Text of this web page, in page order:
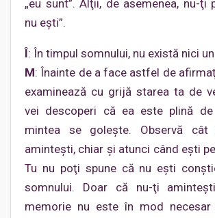
„eu sunt”. Alţii, de asemenea, nu-ţi
nu eşti”.
Î: În timpul somnului, nu există nici un
M: Înainte de a face astfel de
examinează cu grijă starea ta de
vei descoperi că ea este plină
mintea se goleşte. Observă
aminteşti, chiar şi atunci când eşti
Tu nu poţi spune că nu eşti
somnului. Doar că nu-ţi
memorie nu este în mod